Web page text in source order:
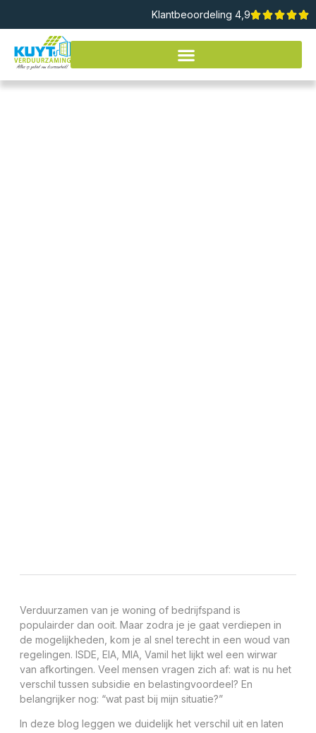
Klantbeoordeling 4,9
Verduurzamen van je woning of bedrijfspand is
populairder dan ooit. Maar zodra je je gaat verdiepen in
de mogelijkheden, kom je al snel terecht in een woud van
regelingen. ISDE, EIA, MIA, Vamil het lijkt wel een wirwar
van afkortingen. Veel mensen vragen zich af: wat is nu het
verschil tussen subsidie en belastingvoordeel? En
belangrijker nog: “wat past bij mijn situatie?”
In deze blog leggen we duidelijk het verschil uit en laten